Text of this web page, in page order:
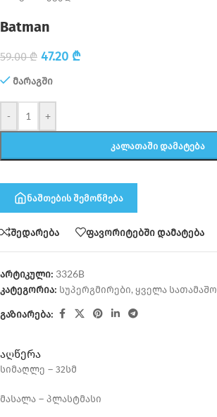
Batman
59.00₾ 47.20 ₾
მარაგში
- +
ᲙᲐᲚᲐᲗᲐᲨᲘ ᲓᲐᲛᲐᲢᲔᲑᲐ
ნაშთების შემოწმება
შედარება ფავორიტებში დამატება
არტიკული: 3326B
კატეგორია: სუპერგმირები, ყველა სათამაშო
გაზიარება:
აღწერა
სიმაღლე – 32სმ
მასალა – პლასტმასი